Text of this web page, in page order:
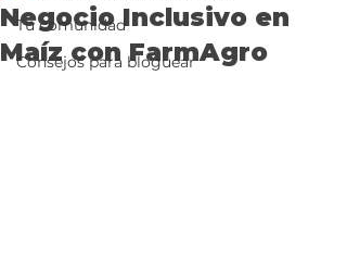
Tu comunidad
Consejos para bloguear
Negocio Inclusivo en
Maíz con FarmAgro